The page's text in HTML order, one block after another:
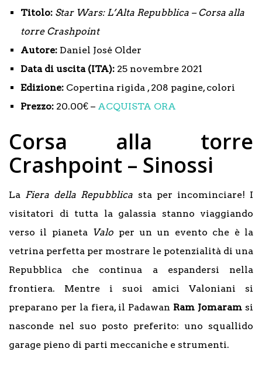
Titolo: Star Wars: L’Alta Repubblica – Corsa alla
torre Crashpoint
Autore: Daniel José Older
Data di uscita (ITA): 25 novembre 2021
Edizione: Copertina rigida , 208 pagine, colori
Prezzo: 20.00€ – ACQUISTA ORA
Corsa alla torre
Crashpoint – Sinossi
La Fiera della Repubblica sta per incominciare! I
visitatori di tutta la galassia stanno viaggiando
verso il pianeta Valo per un un evento che è la
vetrina perfetta per mostrare le potenzialità di una
Repubblica che continua a espandersi nella
frontiera. Mentre i suoi amici Valoniani si
preparano per la fiera, il Padawan Ram Jomaram si
nasconde nel suo posto preferito: uno squallido
garage pieno di parti meccaniche e strumenti.